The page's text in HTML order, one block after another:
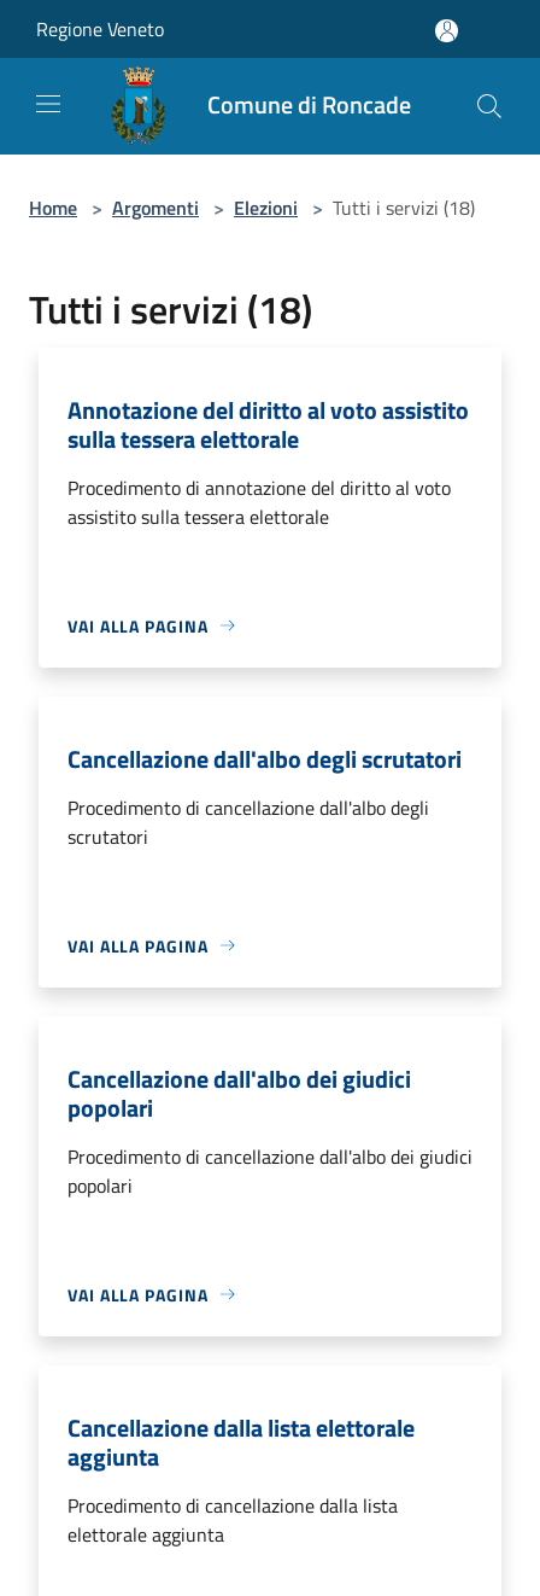
Regione Veneto
Comune di Roncade
Home > Argomenti > Elezioni > Tutti i servizi (18)
Tutti i servizi (18)
Annotazione del diritto al voto assistito
sulla tessera elettorale
Procedimento di annotazione del diritto al voto
assistito sulla tessera elettorale
VAI ALLA PAGINA
Cancellazione dall'albo degli scrutatori
Procedimento di cancellazione dall'albo degli
scrutatori
VAI ALLA PAGINA
Cancellazione dall'albo dei giudici
popolari
Procedimento di cancellazione dall'albo dei giudici
popolari
VAI ALLA PAGINA
Cancellazione dalla lista elettorale
aggiunta
Procedimento di cancellazione dalla lista
elettorale aggiunta